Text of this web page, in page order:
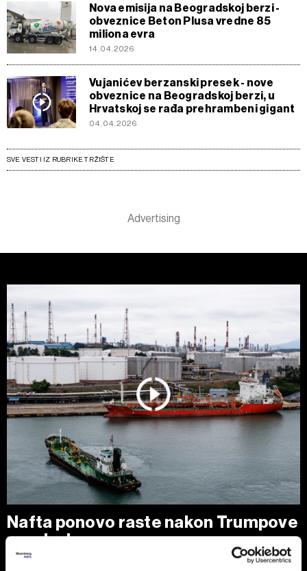
Nova emisija na Beogradskoj berzi -
obveznice Beton Plusa vredne 85
miliona evra
14.04.2026
Vujanićev berzanski presek - nove
obveznice na Beogradskoj berzi, u
Hrvatskoj se rađa prehrambeni gigant
04.04.2026
SVE VESTI IZ RUBRIKE TRŽIŠTE
Nafta ponovo raste nakon Trumpove
poruke Iranu
Cene nafte porasle su nakon najvećeg dnevnog pada u